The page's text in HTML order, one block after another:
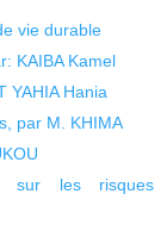
vie durable
KAIBA Kamel
YAHIA Hania
par M. KHIMA
sur les risques